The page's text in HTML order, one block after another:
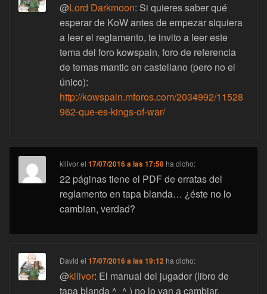
@Lord Darkmoon: Si quieres saber qué
esperar de KoW antes de empezar siquiera
a leer el reglamento, te invito a leer este
tema del foro kowspain, foro de referencia
de temas mantic en castellano (pero no el
único):
http://kowspain.mforos.com/2034992/11528
962-que-es-kings-of-war/
kilivorel17/07/2016 a las 17:58 ha dicho:
22 páginas tiene el PDF de erratas del
reglamento en tapa blanda… ¿éste no lo
cambian, verdad?
David el17/07/2016 a las 19:12 ha dicho:
@kilivor: El manual del jugador (libro de
tapa blanda ^_^ ) no lo van a cambiar.